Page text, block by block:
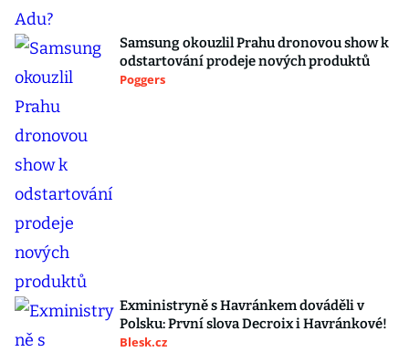
Samsung okouzlil Prahu dronovou show k
odstartování prodeje nových produktů
Poggers
Exministryně s Havránkem dováděli v
Polsku: První slova Decroix i Havránkové!
Blesk.cz